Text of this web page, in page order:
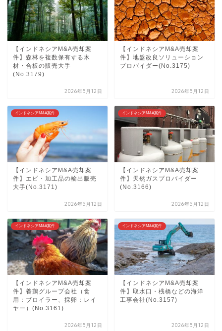
【インドネシアM&A売却案
件】森林を複数保有する木
材・合板の販売大手
(No.3179)
2026年5月12日
【インドネシアM&A売却案
件】地盤改良ソリューション
プロバイダー(No.3175)
2026年5月12日
インドネシアM&A案件
【インドネシアM&A売却案
件】エビ・加工品の輸出販売
大手(No.3171)
2026年5月12日
インドネシアM&A案件
【インドネシアM&A売却案
件】天然ガスプロバイダー
(No.3166)
2026年5月12日
インドネシアM&A案件
【インドネシアM&A売却案
件】養鶏グループ会社（食
用：ブロイラー、採卵：レイ
ヤー）(No.3161)
2026年5月12日
インドネシアM&A案件
【インドネシアM&A売却案
件】取水口・桟橋などの海洋
工事会社(No.3157)
2026年5月12日